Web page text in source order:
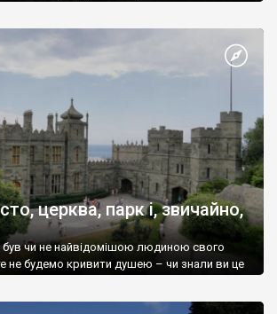
церква, парк і, звичайно,
чи не найвідомішою людиною свого
не будемо кривити душею – чи знали ви це